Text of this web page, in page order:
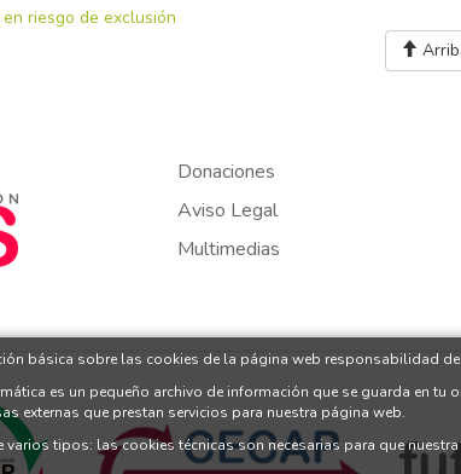
riesgo de exclusión
Donaciones
Aviso Legal
Multimedias
básica sobre las cookies de la página web responsabilidad
es un pequeño archivo de información que se guarda en
externas que prestan servicios para nuestra página web.
varios tipos: las cookies técnicas son necesarias para que